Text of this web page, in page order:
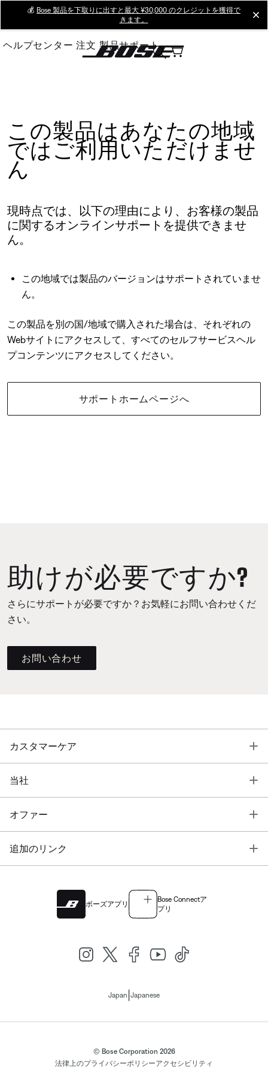
Main
💰 Bose 製品を下取りに出すと最大 ¥30,000 のクレジットを獲得で
きます。
ヘルプセンター 注文 製品サポート
この製品はあなたの地域
ではご利用いただけませ
ん
現時点では、以下の理由により、お客様の製品
に関するオンラインサポートを提供できませ
ん。
この地域では製品のバージョンはサポートされていませ
ん。
この製品を別の国/地域で購入された場合は、それぞれの
Webサイトにアクセスして、すべてのセルフサービスヘル
プコンテンツにアクセスしてください。
サポートホームページへ
助けが必要ですか?
さらにサポートが必要ですか？お気軽にお問い合わせくだ
さい。
お問い合わせ
カスタマーケア
当社
オファー
追加のリンク
ボーズアプリ
Bose Connectア
プリ
Japan Japanese
© Bose Corporation 2026
法律上のプライバシーポリシーアクセシビリティ